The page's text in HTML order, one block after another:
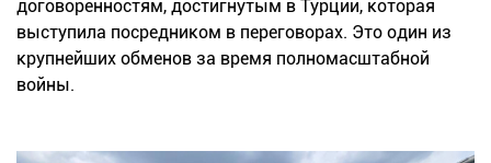
договоренностям, достигнутым в Турции, которая
выступила посредником в переговорах. Это один из
крупнейших обменов за время полномасштабной
войны.